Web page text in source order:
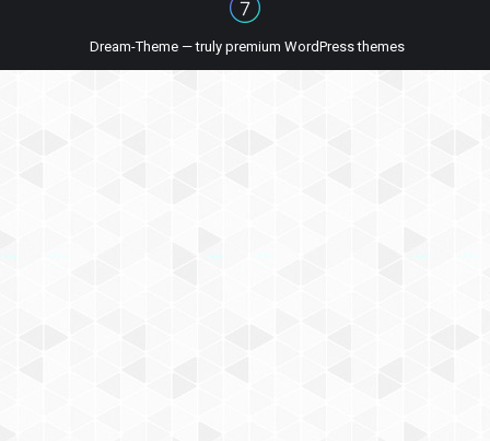
Dream-Theme — truly premium WordPress themes